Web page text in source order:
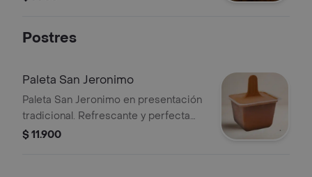
Postres
Paleta San Jeronimo
Paleta San Jeronimo en presentación
tradicional. Refrescante y perfecta
para cualquier momento.
$ 11.900